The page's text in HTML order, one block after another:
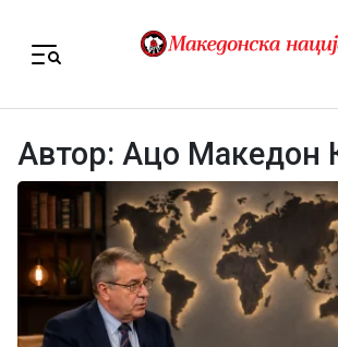
Автор: Ацо Македон